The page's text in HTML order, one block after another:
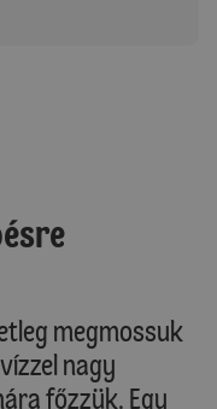
megmossuk
nagy
főzzük. Egy